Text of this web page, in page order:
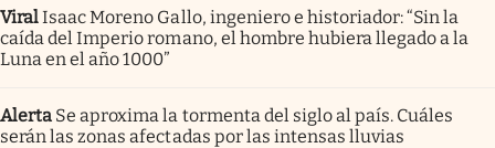
ViralIsaac Moreno Gallo, ingeniero e historiador: “Sin la
caída del Imperio romano, el hombre hubiera llegado a la
Luna en el año 1000”
Alerta Se aproxima la tormenta del siglo al país. Cuáles
serán las zonas afectadas por las intensas lluvias